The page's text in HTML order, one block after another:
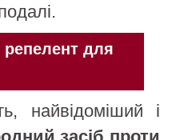
для
найвідоміший і
засіб проти